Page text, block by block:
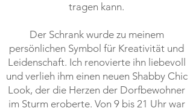
tragen kann.
Der Schrank wurde zu meinem
persönlichen Symbol für Kreativität und
Leidenschaft. Ich renovierte ihn liebevoll
und verlieh ihm einen neuen Shabby Chic
Look, der die Herzen der Dorfbewohner
im Sturm eroberte. Von 9 bis 21 Uhr war